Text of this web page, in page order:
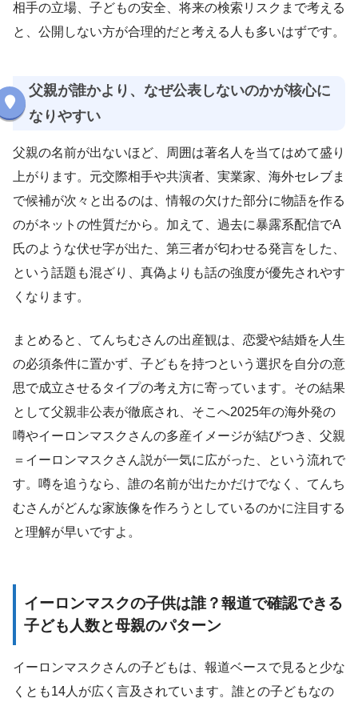
相手の立場、子どもの安全、将来の検索リスクまで考える
と、公開しない方が合理的だと考える人も多いはずです。
父親が誰かより、なぜ公表しないのかが核心に
なりやすい
父親の名前が出ないほど、周囲は著名人を当てはめて盛り
上がります。元交際相手や共演者、実業家、海外セレブま
で候補が次々と出るのは、情報の欠けた部分に物語を作る
のがネットの性質だから。加えて、過去に暴露系配信でA
氏のような伏せ字が出た、第三者が匂わせる発言をした、
という話題も混ざり、真偽よりも話の強度が優先されやす
くなります。
まとめると、てんちむさんの出産観は、恋愛や結婚を人生
の必須条件に置かず、子どもを持つという選択を自分の意
思で成立させるタイプの考え方に寄っています。その結果
として父親非公表が徹底され、そこへ2025年の海外発の
噂やイーロンマスクさんの多産イメージが結びつき、父親
＝イーロンマスクさん説が一気に広がった、という流れで
す。噂を追うなら、誰の名前が出たかだけでなく、てんち
むさんがどんな家族像を作ろうとしているのかに注目する
と理解が早いですよ。
イーロンマスクの子供は誰？報道で確認できる
子ども人数と母親のパターン
イーロンマスクさんの子どもは、報道ベースで見ると少な
くとも14人が広く言及されています。誰との子どもなの